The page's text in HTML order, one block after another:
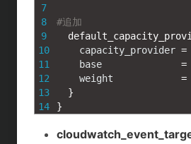
7
8
9
10
11
12
13
14
#追加
capacity_provider =
base
=
weight
=
}
}